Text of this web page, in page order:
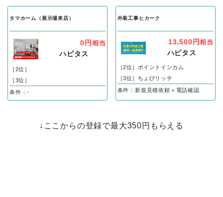
タマホーム（展示場来店）
0円 相当
ハピタス
［2位］
［3位］
条件：-
外装工事ヒカーク
13,500円相当
ハピタス
［2位］ポイントインカム
［3位］ちょびリッチ
条件：新規見積依頼＋電話確認
↓ここからの登録で最大350円もらえる